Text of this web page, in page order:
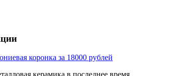
коронка за 18000 рублей